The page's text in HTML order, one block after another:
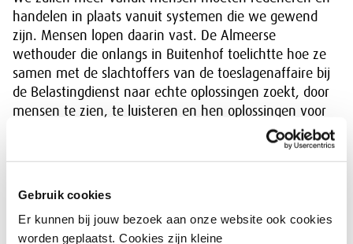
Gebruik cookies
Er kunnen bij jouw bezoek aan onze website ook cookies
worden geplaatst. Cookies zijn kleine
handelen in plaats vanuit systemen die we gewend
zijn. Mensen lopen daarin vast. De Almeerse
wethouder die onlangs in Buitenhof toelichtte hoe ze
samen met de slachtoffers van de toeslagenaffaire bij
de Belastingdienst naar echte oplossingen zoekt, door
mensen te zien, te luisteren en hen oplossingen voor
problemen te laten aandragen, dat was een
verademing. Ze gaf namelijk toe dat ook zij te lang een
systemen. Daar kon het toch niet aan liggen. De
verdraaien en het eigenbelang aanzetten. Maar, niets